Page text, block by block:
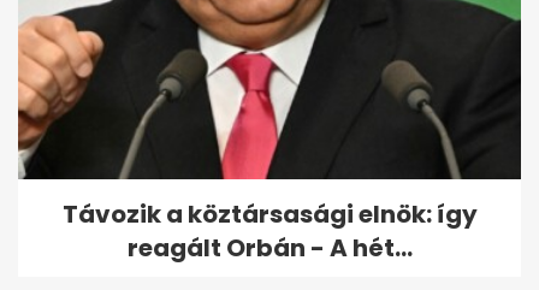
Magyar Péter szerint egy
fizetett provokátor miatt
keveredett...
Távozik a köztársasági elnök: így
reagált Orbán - A hét...